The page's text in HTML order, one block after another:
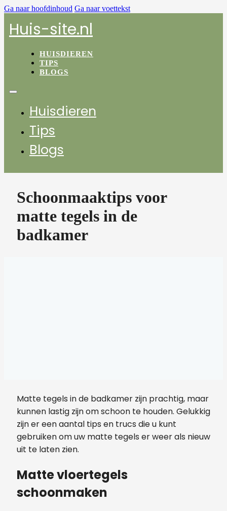
Ga naar hoofdinhoud Ga naar voettekst
Huis-site.nl
HUISDIEREN
TIPS
BLOGS
Huisdieren
Tips
Blogs
Schoonmaaktips voor
matte tegels in de
badkamer
Matte tegels in de badkamer zijn prachtig, maar
kunnen lastig zijn om schoon te houden. Gelukkig
zijn er een aantal tips en trucs die u kunt
gebruiken om uw matte tegels er weer als nieuw
uit te laten zien.
Matte vloertegels
schoonmaken